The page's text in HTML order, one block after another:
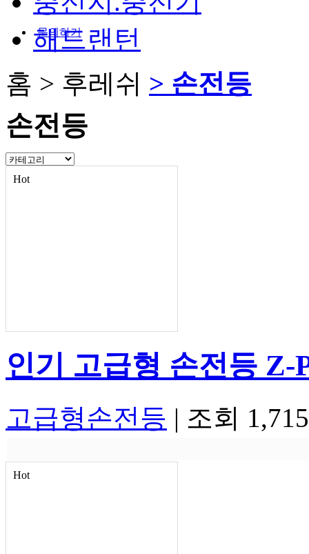
문의하기
해드랜턴
홈 > 후레쉬 > 손전등
손전등
Hot
인기 고급형 손전등 Z-
고급형손전등 | 조회
Hot